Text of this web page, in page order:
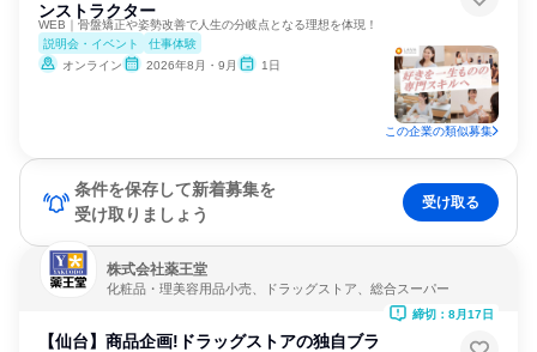
ンストラクター
WEB｜骨盤矯正や姿勢改善で人生の分岐点となる理想を体現！
説明会・イベント
仕事体験
オンライン
2026年8月・9月 1日
この企業の類似募集
条件を保存して新着募集を
受け取りましょう
受け取る
株式会社薬王堂
化粧品・理美容用品小売、ドラッグストア、総合スーパー
【仙台】商品企画!ドラッグストアの独自ブラ
締切：8月17日